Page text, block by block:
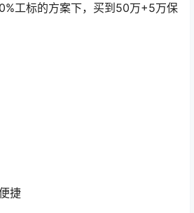
工标的方案下，买到50万+5万保
捷